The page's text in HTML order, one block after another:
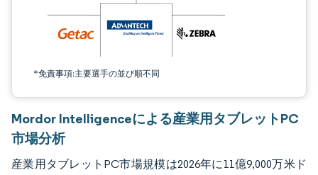
*免責事項:主要選手の並び順不同
Mordor Intelligenceによる産業用タブレットPC
市場分析
産業用タブレットPC市場規模は2026年に11億9,000万米ド